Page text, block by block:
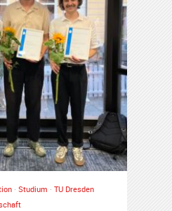
· Studium · TU Dresden